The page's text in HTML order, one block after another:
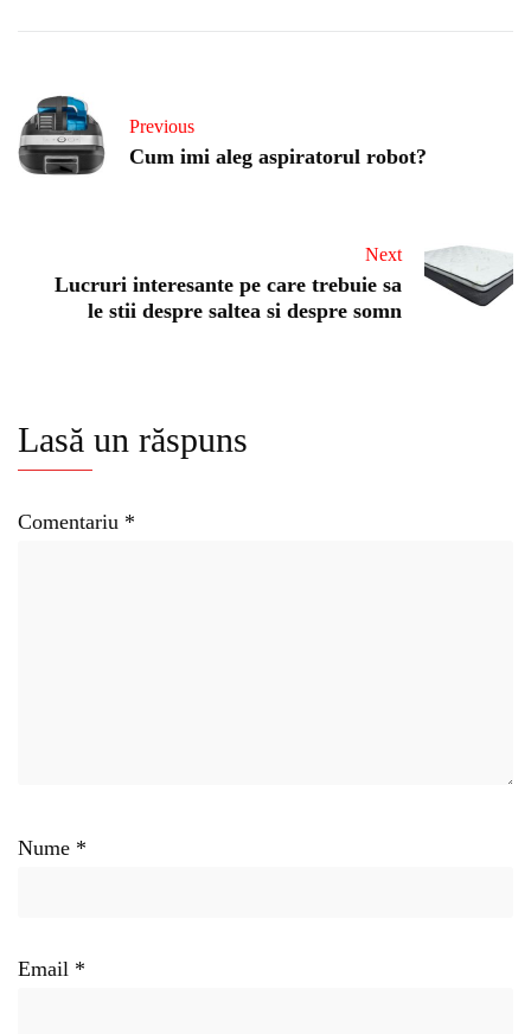
Previous
Cum imi aleg aspiratorul robot?
Next
Lucruri interesante pe care trebuie sa
le stii despre saltea si despre somn
Lasă un răspuns
Comentariu *
Nume *
Email *